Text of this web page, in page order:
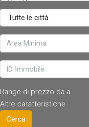
Range di prezzo da a
Altre caratteristiche
Cerca